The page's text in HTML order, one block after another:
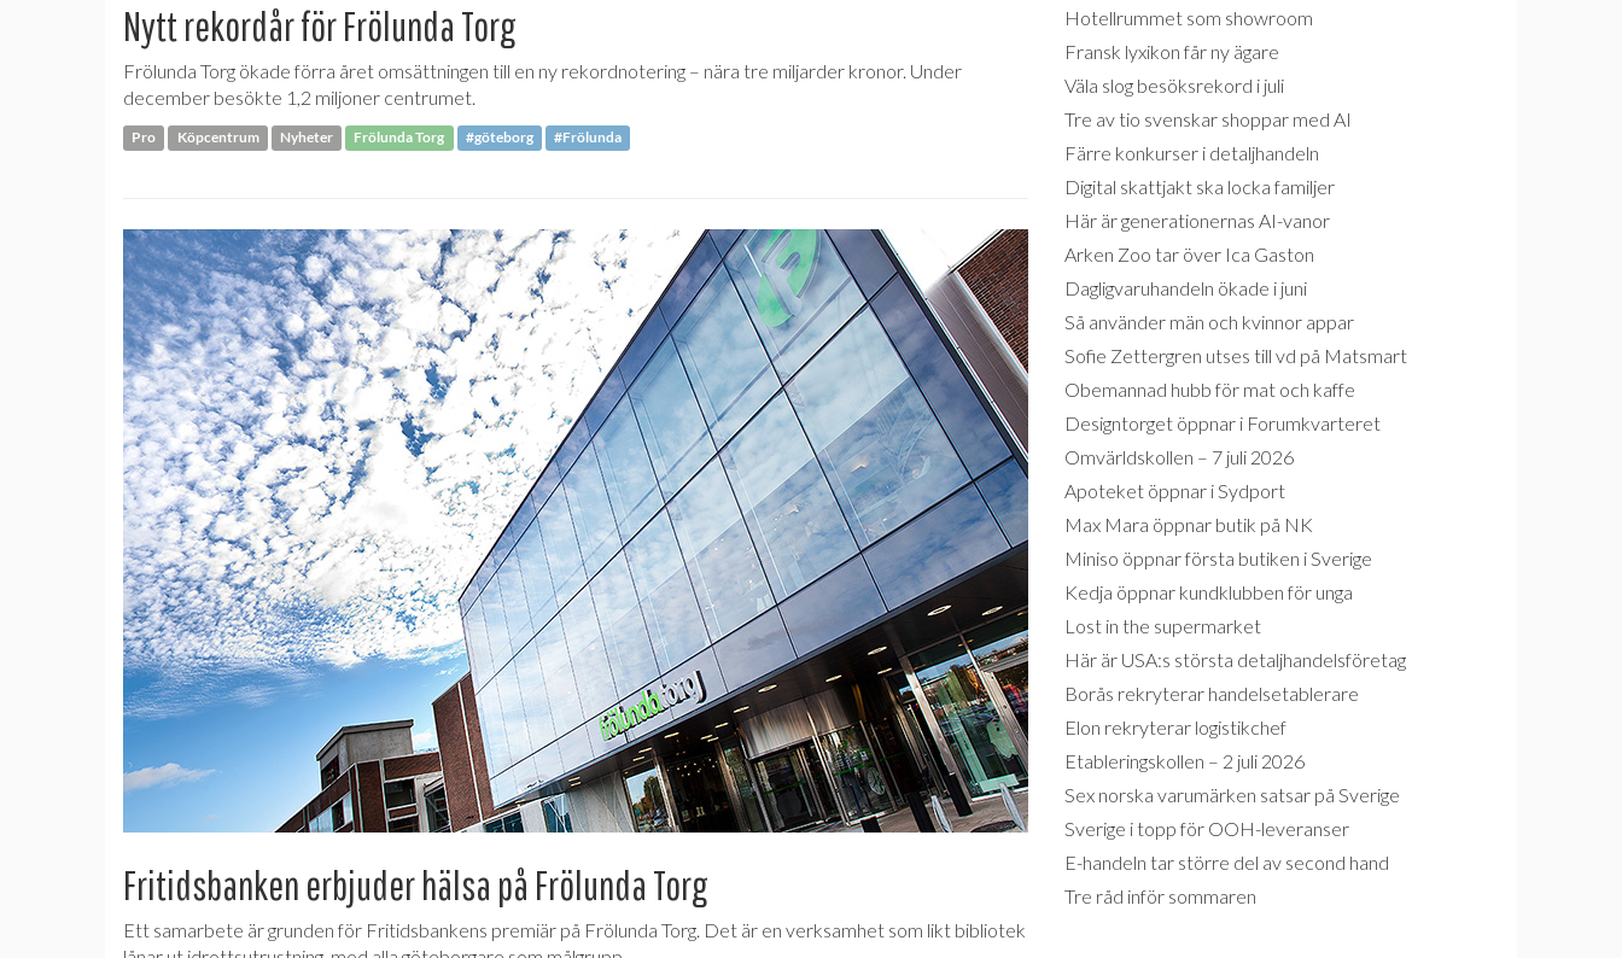
Nytt rekordår för Frölunda Torg
Frölunda Torg ökade förra året omsättningen till en ny rekordnotering – nära tre miljarder kronor. Under
december besökte 1,2 miljoner centrumet.
Pro Köpcentrum Nyheter Frölunda Torg #göteborg #Frölunda
Fritidsbanken erbjuder hälsa på Frölunda Torg
Ett samarbete är grunden för Fritidsbankens premiär på Frölunda Torg. Det är en verksamhet som likt bibliotek
Hotellrummet som showroom
Fransk lyxikon får ny ägare
Väla slog besöksrekord i juli
Tre av tio svenskar shoppar med AI
Färre konkurser i detaljhandeln
Digital skattjakt ska locka familjer
Här är generationernas AI-vanor
Arken Zoo tar över Ica Gaston
Dagligvaruhandeln ökade i juni
Så använder män och kvinnor appar
Sofie Zettergren utses till vd på Matsmart
Obemannad hubb för mat och kaffe
Designtorget öppnar i Forumkvarteret
Omvärldskollen – 7 juli 2026
Apoteket öppnar i Sydport
Max Mara öppnar butik på NK
Miniso öppnar första butiken i Sverige
Kedja öppnar kundklubben för unga
Lost in the supermarket
Här är USA:s största detaljhandelsföretag
Borås rekryterar handelsetablerare
Elon rekryterar logistikchef
Etableringskollen – 2 juli 2026
Sex norska varumärken satsar på Sverige
Sverige i topp för OOH-leveranser
E-handeln tar större del av second hand
Tre råd inför sommaren